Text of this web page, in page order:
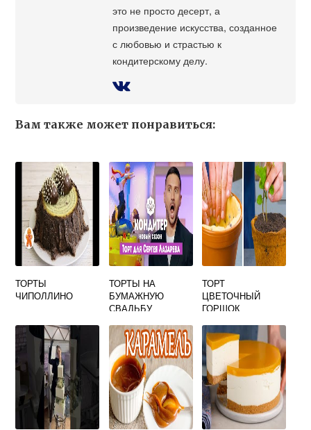
это не просто десерт, а
произведение искусства, созданное
с любовью и страстью к
кондитерскому делу.
Вам также может понравиться:
ТОРТЫ
ЧИПОЛЛИНО
ТОРТЫ НА
БУМАЖНУЮ
СВАДЬБУ
ТОРТ
ЦВЕТОЧНЫЙ
ГОРШОК